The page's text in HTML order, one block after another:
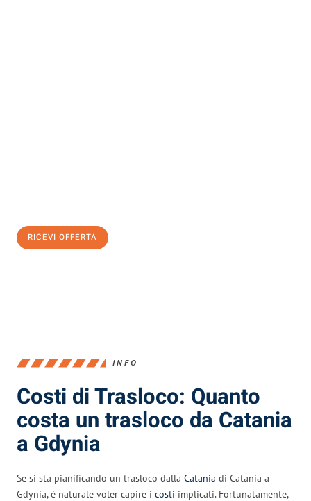
RICEVI OFFERTA
INFO
Costi di Trasloco: Quanto
costa un trasloco da Catania
a Gdynia
Se si sta pianificando un trasloco dalla Catania di Catania a
Gdynia, è naturale voler capire i costi implicati. Fortunatamente,